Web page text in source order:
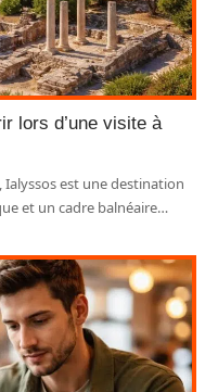
lors d’une visite à
est une destination
et un cadre balnéaire…